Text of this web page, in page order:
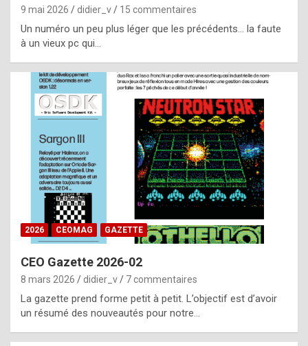
e
f
o
m
m
a
y
b
e
b
y
g
e
n
u
9 mai 2026 didier_v 15 commentaires
Un numéro un peu plus léger que les précédents… la faute
à un vieux pc qui…
2026 CEOMAG GAZETTE
CEO Gazette 2026-02
8 mars 2026 didier_v 7 commentaires
La gazette prend forme petit à petit. L’objectif est d’avoir
un résumé des nouveautés pour notre…